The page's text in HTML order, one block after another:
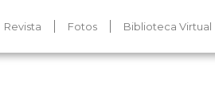
Revista Fotos Biblioteca Virtual